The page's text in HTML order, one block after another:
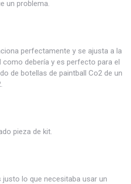
un problema.
perfectamente y se ajusta a la
como debería y es perfecto para el
de botellas de paintball Co2 de un
pieza de kit.
justo lo que necesitaba usar un